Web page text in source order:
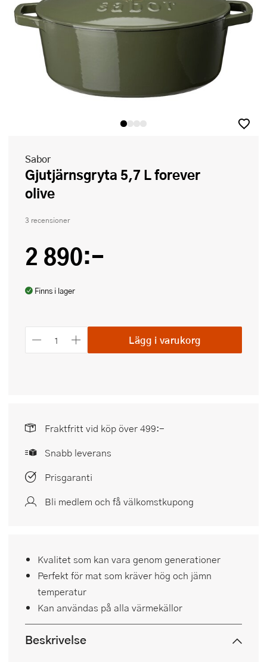
Sabor
Gjutjärnsgryta 5,7 L forever
olive
3 recensioner
2 890:-
Finns i lager
Lägg i varukorg
Fraktfritt vid köp över 499:-
Snabb leverans
Prisgaranti
Bli medlem och få välkomstkupong
Kvalitet som kan vara genom generationer
Perfekt för mat som kräver hög och jämn
temperatur
Kan användas på alla värmekällor
Beskrivelse